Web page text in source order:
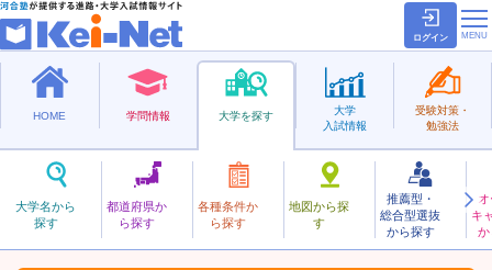
ログイン
HOME 学問情報 大学を探す
大学名から
探す
都道府県か
ら探す
各種条件か
ら探す
地図から探
す
推薦型・
総合型選抜
から探す
キ
か
大学
入試情報
受験対策・
勉強法
私立
おおさかいかやっか
大阪医科薬科大学 お気に入り